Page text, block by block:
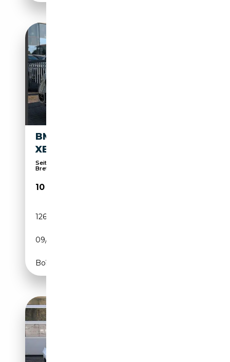
BMW 120 D SPORT LINE NAVI.
XENON. PDC. 8-GANG
Seit 1963 Ihr KFZ-Meisterbetrieb in Mainz
Bretzenh...
10 990€
126 600 km
09/2012
Boîte automatique